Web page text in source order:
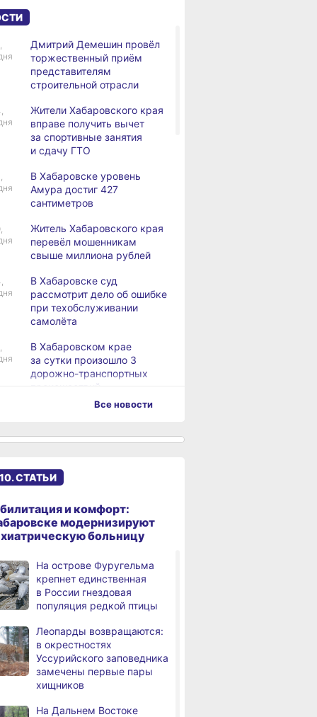
рублей
В Хабаровске суд
при техобслуживании
Дмитрий Демешин провёл
торжественный приём
представителям
строительной отрасли
Жители Хабаровского края
вправе получить вычет
за спортивные занятия
и сдачу ГТО
В Хабаровске уровень
Амура достиг 427
сантиметров
Житель Хабаровского края
перевёл мошенникам
свыше миллиона рублей
В Хабаровске суд
рассмотрит дело об ошибке
при техобслуживании
самолёта
В Хабаровском крае
за сутки произошло 3
дорожно-транспортных
происшествий
за мошенничество
крупный пожар
Более сотни граждан
с инвалидностью
трудоустроены
Магнитные бури,
радиационный фон и пробки
в Хабаровске 7 августа
Какой сегодня день: День
маяка
В вузы Хабаровского края
в этом году подали свыше
Все новости
СТАТЬИ
и комфорт:
модернизируют
больницу
На острове Фуругельма
крепнет единственная
в России гнездовая
популяция редкой птицы
Леопарды возвращаются:
в окрестностях
Уссурийского заповедника
замечены первые пары
хищников
На Дальнем Востоке